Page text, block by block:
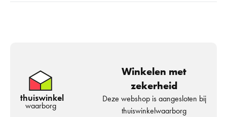
thuiswinkel
waarborg
Winkelen met
zekerheid
Deze webshop is aangesloten bij
thuiswinkelwaarborg